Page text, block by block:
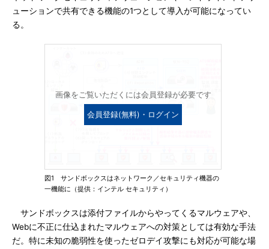
ューションで共有できる機能の1つとして導入が可能になってい
る。
画像をご覧いただくには会員登録が必要です
会員登録(無料)・ログイン
図1 サンドボックスはネットワーク／セキュリティ機器の
一機能に（提供：インテル セキュリティ）
サンドボックスは添付ファイルからやってくるマルウェアや、
Webに不正に仕込まれたマルウェアへの対策としては有効な手法
だ。特に未知の脆弱性を使ったゼロデイ攻撃にも対応が可能な場